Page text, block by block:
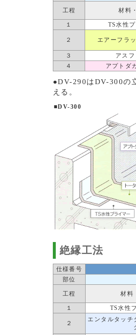
工程 材料
１ TS水性
２ エアーフラ
３
アス
４
アプトダ
●DV-290はDV-300の
える。
■DV-300
絶縁工法
仕様番号
部位
工程 材料
１ TS水性
２
エンタルタッチ